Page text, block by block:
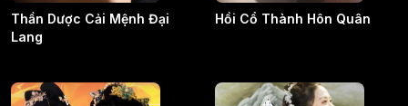
Thần Dược Cải Mệnh Đại
Lang
Hồi Cổ Thành Hôn Quân